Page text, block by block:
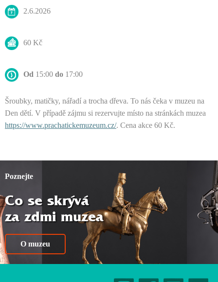
2.6.2026
60 Kč
Od 15:00 do 17:00
Šroubky, matičky, nářadí a trocha dřeva. To nás čeka v muzeu na
Den dětí. V případě zájmu si rezervujte místo na stránkách muzea
https://www.prachatickemuzeum.cz/. Cena akce 60 Kč.
Poznejte
Co se skrývá
za zdmi muzea
O muzeu